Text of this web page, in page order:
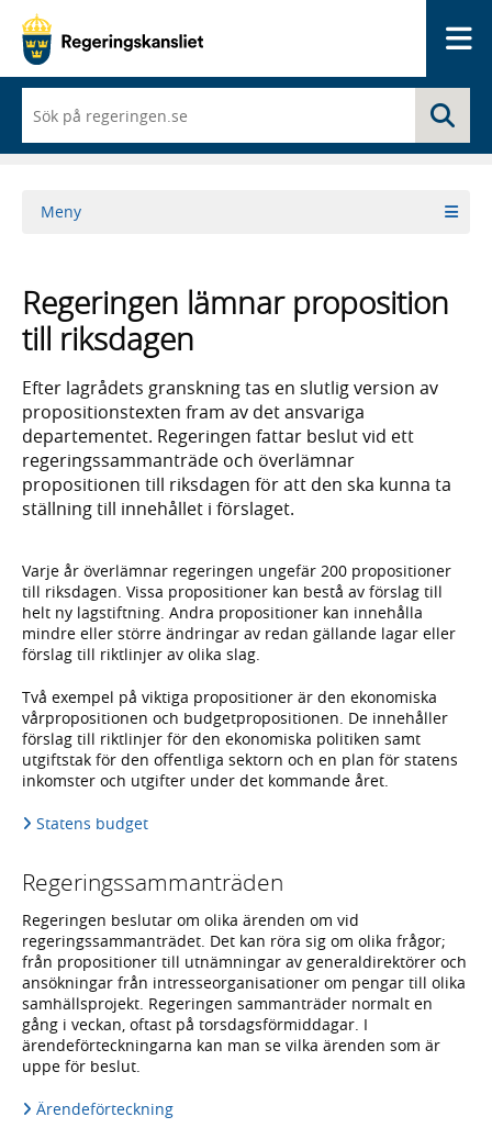
du
börjar
skriva
framträder
sökförslag
Meny
Regeringen lämnar proposition
till riksdagen
Efter lagrådets granskning tas en slutlig version av
propositionstexten fram av det ansvariga
departementet. Regeringen fattar beslut vid ett
regeringssammanträde och överlämnar
propositionen till riksdagen för att den ska kunna ta
ställning till innehållet i förslaget.
Varje år överlämnar regeringen ungefär 200 propositioner
till riksdagen. Vissa propositioner kan bestå av förslag till
helt ny lagstiftning. Andra propositioner kan innehålla
mindre eller större ändringar av redan gällande lagar eller
förslag till riktlinjer av olika slag.
Två exempel på viktiga propositioner är den ekonomiska
vårpropositionen och budgetpropositionen. De innehåller
förslag till riktlinjer för den ekonomiska politiken samt
utgiftstak för den offentliga sektorn och en plan för statens
inkomster och utgifter under det kommande året.
Statens budget
Regeringssammanträden
Regeringen beslutar om olika ärenden om vid
regeringssammanträdet. Det kan röra sig om olika frågor;
från propositioner till utnämningar av generaldirektörer och
ansökningar från intresseorganisationer om pengar till olika
samhällsprojekt. Regeringen sammanträder normalt en
gång i veckan, oftast på torsdagsförmiddagar. I
ärendeförteckningarna kan man se vilka ärenden som är
uppe för beslut.
Ärendeförteckning